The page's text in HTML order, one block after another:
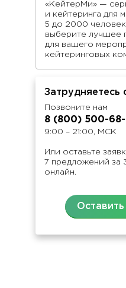
«КейтерМи» —
и кейтеринга для
5 до 2000
выберите лучшее
для вашего
кейтеринговых
Затрудняетесь
Позвоните нам
8 (800) 500-
9:00 – 21:00, МСК
Или оставьте
7 предложений за
онлайн.
Оставить